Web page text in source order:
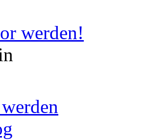
werden!